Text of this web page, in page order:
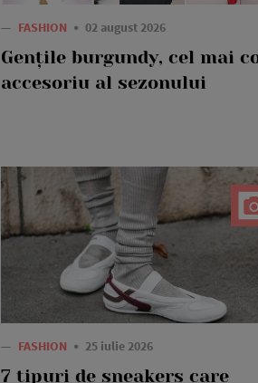
— FASHION 02 august 2026
Gențile burgundy, cel mai
accesoriu al sezonului
— FASHION 25 iulie 2026
7 tipuri de sneakers care